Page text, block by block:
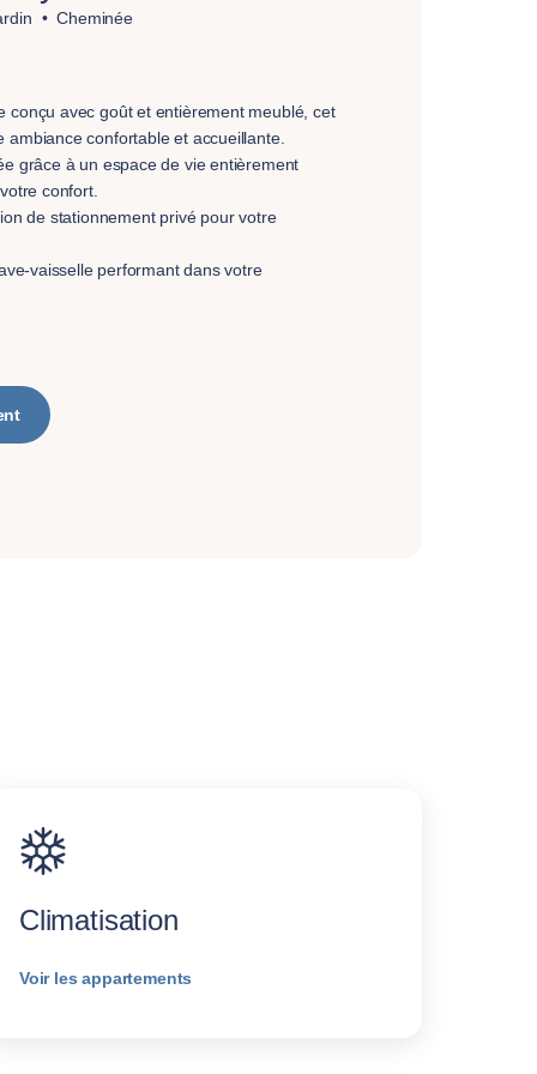
Cheminée
conçu avec goût et entièrement meublé, cet
ambiance confortable et accueillante.
grâce à un espace de vie entièrement
confort.
de stationnement privé pour votre
vaisselle performant dans votre
Climatisation
Voir les appartements